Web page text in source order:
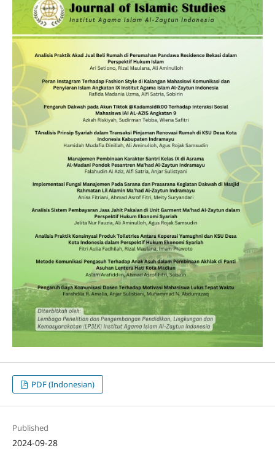
PDF (Indonesian)
Published
2024-09-28